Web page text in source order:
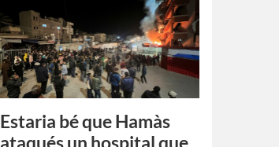
Estaria bé que Hamàs
ataqués un hospital que